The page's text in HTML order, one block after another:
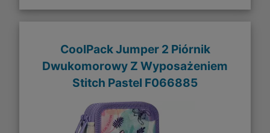
CoolPack Jumper 2 Piórnik
Dwukomorowy Z Wyposażeniem
Stitch Pastel F066885